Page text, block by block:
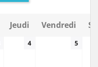
Jeudi Vendredi
4 5